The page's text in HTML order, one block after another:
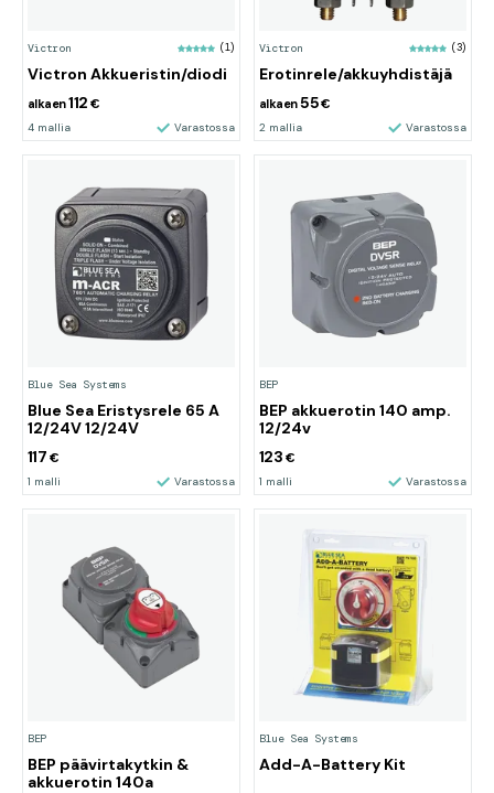
Victron (1)
Victron Akkueristin/diodi
alkaen112 €
4 mallia Varastossa
Victron (3)
Erotinrele/akkuyhdistäjä
alkaen55€
2 mallia Varastossa
Blue Sea Systems
Blue Sea Eristysrele 65 A
12/24V 12/24V
117 €
1 malli Varastossa
BEP
BEP akkuerotin 140 amp.
12/24v
123 €
1 malli Varastossa
BEP
BEP päävirtakytkin &
akkuerotin 140a
Blue Sea Systems
Add-A-Battery Kit